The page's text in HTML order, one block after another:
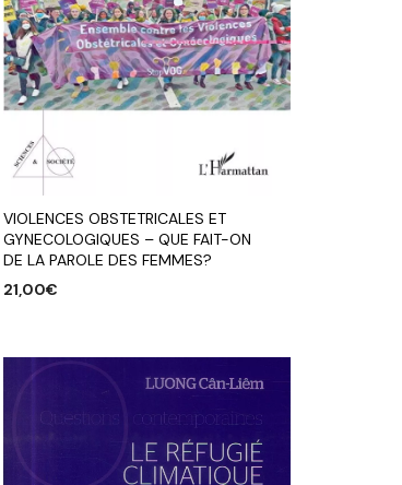
VIOLENCES OBSTETRICALES ET
GYNECOLOGIQUES – QUE FAIT-ON
DE LA PAROLE DES FEMMES?
21,00€